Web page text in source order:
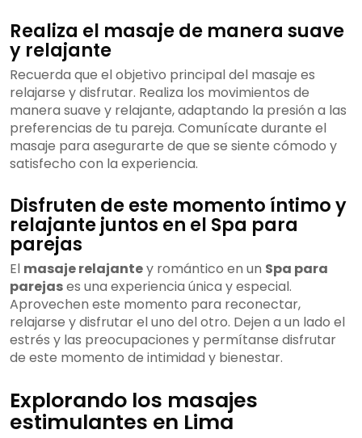
Realiza el masaje de manera suave
y relajante
Recuerda que el objetivo principal del masaje es
relajarse y disfrutar. Realiza los movimientos de
manera suave y relajante, adaptando la presión a las
preferencias de tu pareja. Comunícate durante el
masaje para asegurarte de que se siente cómodo y
satisfecho con la experiencia.
Disfruten de este momento íntimo y
relajante juntos en el Spa para
parejas
El masaje relajantey romántico en un Spa para
parejases una experiencia única y especial.
Aprovechen este momento para reconectar,
relajarse y disfrutar el uno del otro. Dejen a un lado el
estrés y las preocupaciones y permítanse disfrutar
de este momento de intimidad y bienestar.
Explorando los masajes
estimulantes en Lima